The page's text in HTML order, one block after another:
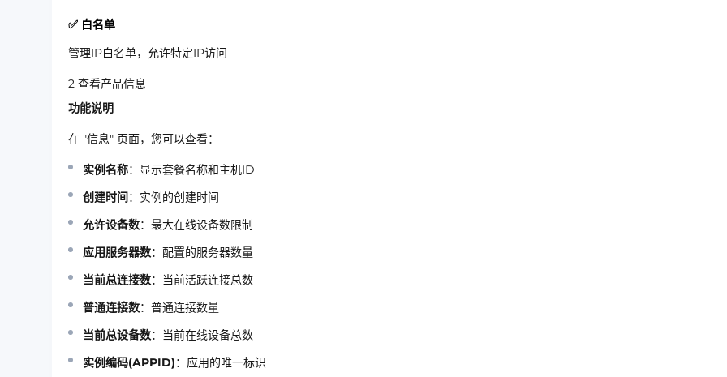
✅ 白名单
管理IP白名单，允许特定IP访问
2 查看产品信息
功能说明
在 "信息" 页面，您可以查看：
实例名称：显示套餐名称和主机ID
创建时间：实例的创建时间
允许设备数：最大在线设备数限制
应用服务器数：配置的服务器数量
当前总连接数：当前活跃连接总数
普通连接数：普通连接数量
当前总设备数：当前在线设备总数
实例编码(APPID)：应用的唯一标识